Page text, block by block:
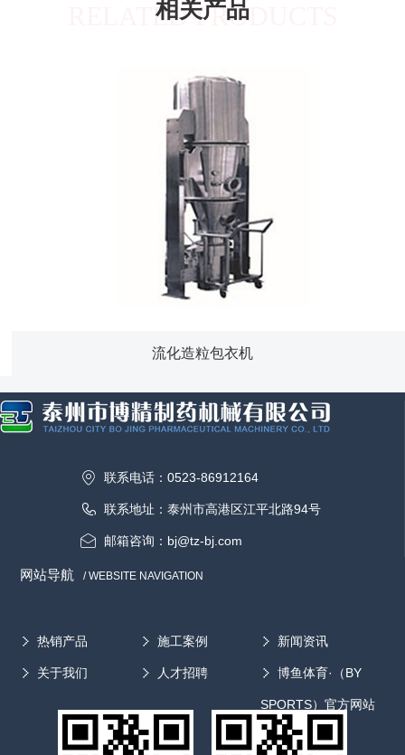
相关产品
RELATED PRODUCTS
流化造粒包衣机
联系电话：0523-86912164
联系地址：泰州市高港区江平北路94号
邮箱咨询：bj@tz-bj.com
网站导航 / WEBSITE NAVIGATION
热销产品 施工案例 新闻资讯
关于我们 人才招聘 博鱼体育·（BY
SPORTS）官方网站